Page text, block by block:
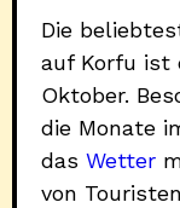
Die
auf Korfu ist
Oktober.
die Monate
das Wetter
von